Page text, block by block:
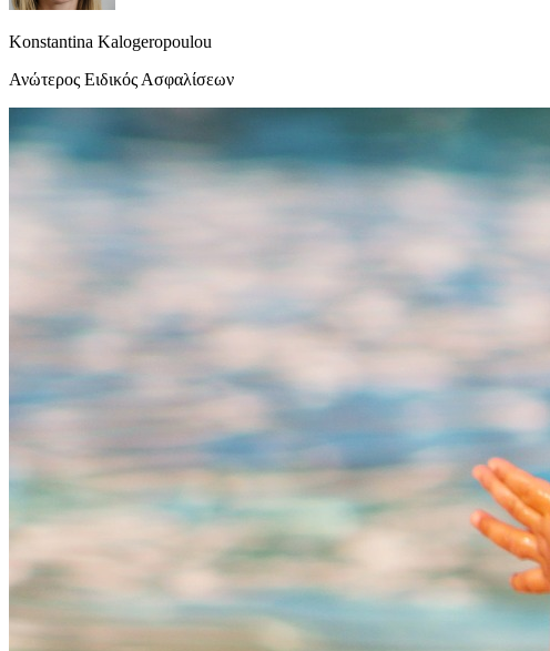
Konstantina Kalogeropoulou
Ανώτερος Ειδικός Ασφαλίσεων